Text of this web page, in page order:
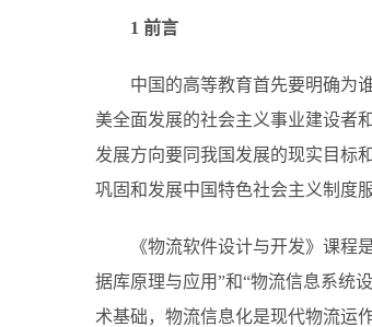
1 前言
中国的高等教育首先要明确为
美全面发展的社会主义事业建设者
发展方向要同我国发展的现实目标
巩固和发展中国特色社会主义制度
《物流软件设计与开发》课程
据库原理与应用”和“物流信息系统
术基础，物流信息化是现代物流运